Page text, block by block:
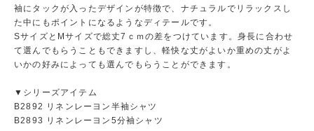
袖にタックが入ったデザインが特徴で、ナチュラルでリラックスし
た中にもポイントになるようなディテールです。
SサイズとMサイズで総丈7ｃｍの差をつけています。身長に合わせ
て選んでもらうこともできますし、軽快な丈がよいか重めの丈がよ
いかの好みによっても選んでもらうことができます。
▼シリーズアイテム
B2892 リネンレーヨン半袖シャツ
B2893 リネンレーヨン5分袖シャツ